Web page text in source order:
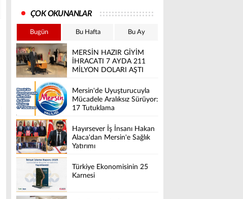
ÇOK OKUNANLAR
Bugün Bu Hafta Bu Ay
MERSİN HAZIR GİYİM
İHRACATI 7 AYDA 211
MİLYON DOLARI AŞTI
Mersin'de Uyuşturucuyla
Mücadele Aralıksız Sürüyor:
17 Tutuklama
Hayırsever İş İnsanı Hakan
Alaca'dan Mersin'e Sağlık
Yatırımı
Türkiye Ekonomisinin 25
Karnesi